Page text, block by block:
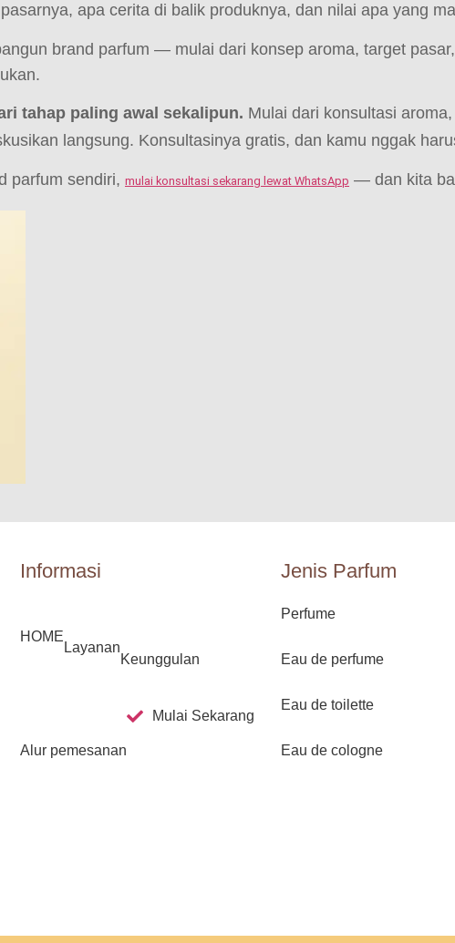
apa cerita di balik produknya, dan nilai apa yang
brand parfum — mulai dari konsep aroma, target
tahap paling awal sekalipun. Mulai dari konsultasi
langsung. Konsultasinya gratis, dan kamu nggak
parfum sendiri, mulai konsultasi sekarang lewat WhatsApp — dan kita
Informasi
HOME
Layanan
Keunggulan
Alur pemesanan
Mulai Sekarang
Jenis Parfum
Perfume
Eau de perfume
Eau de toilette
Eau de cologne